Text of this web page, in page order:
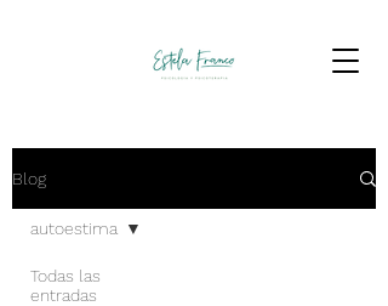
Blog
Todas las
entradas
autoestima